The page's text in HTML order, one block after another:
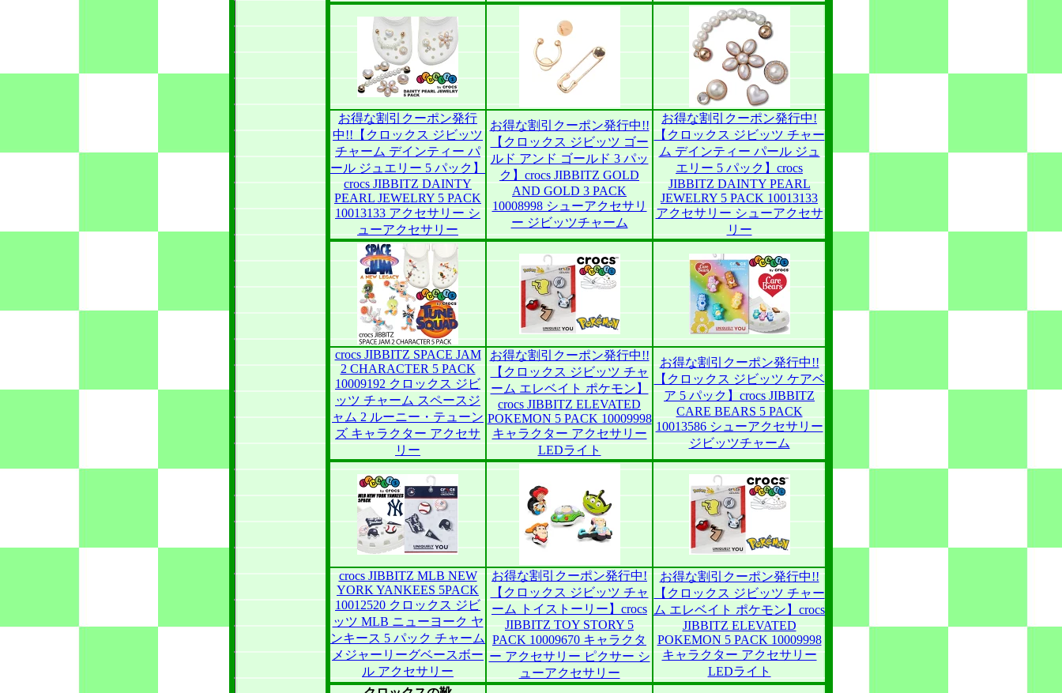
お得な割引クーポン発行
中!!【クロックス ジビッツ
チャーム デインティー パ
ール ジュエリー 5 パック】
crocs JIBBITZ DAINTY
PEARL JEWELRY 5 PACK
10013133 アクセサリー シ
ューアクセサリー
お得な割引クーポン発行中!!
【クロックス ジビッツ ゴー
ルド アンド ゴールド 3 パッ
ク】crocs JIBBITZ GOLD
AND GOLD 3 PACK
10008998 シューアクセサリ
ー ジビッツチャーム
お得な割引クーポン発行中!
【クロックス ジビッツ チャー
ム デインティー パール ジュ
エリー 5 パック】crocs
JIBBITZ DAINTY PEARL
JEWELRY 5 PACK 10013133
アクセサリー シューアクセサ
リー
crocs JIBBITZ SPACE JAM
2 CHARACTER 5 PACK
10009192 クロックス ジビ
ッツ チャーム スペースジ
ャム 2 ルーニー・テューン
ズ キャラクター アクセサ
リー
お得な割引クーポン発行中!!
【クロックス ジビッツ チャ
ーム エレベイト ポケモン】
crocs JIBBITZ ELEVATED
POKEMON 5 PACK 10009998
キャラクター アクセサリー
LEDライト
お得な割引クーポン発行中!!
【クロックス ジビッツ ケアベ
ア 5 パック】crocs JIBBITZ
CARE BEARS 5 PACK
10013586 シューアクセサリー
ジビッツチャーム
crocs JIBBITZ MLB NEW
YORK YANKEES 5PACK
10012520 クロックス ジビ
ッツ MLB ニューヨーク ヤ
ンキース 5 パック チャーム
メジャーリーグベースボー
ル アクセサリー
お得な割引クーポン発行中!
【クロックス ジビッツ チャ
ーム トイストーリー】crocs
JIBBITZ TOY STORY 5
PACK 10009670 キャラクタ
ー アクセサリー ピクサー シ
ューアクセサリー
お得な割引クーポン発行中!!
【クロックス ジビッツ チャー
ム エレベイト ポケモン】crocs
JIBBITZ ELEVATED
POKEMON 5 PACK 10009998
キャラクター アクセサリー
LEDライト